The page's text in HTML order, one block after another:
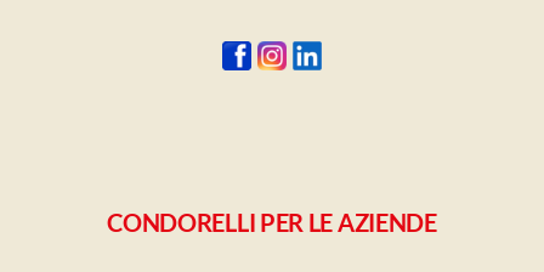
CONDORELLI PER LE AZIENDE